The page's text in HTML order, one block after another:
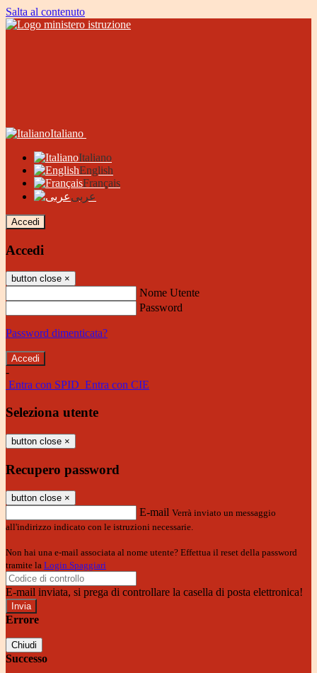
Salta al contenuto
Italiano
Italiano
English
Français
عربى
Accedi
Accedi
button close ×
Nome Utente
Password
Password dimenticata?
-
Entra con SPID Entra con CIE
Seleziona utente
button close ×
Recupero password
button close ×
E-mail Verrà inviato un messaggio
all'indirizzo indicato con le istruzioni necessarie.
Non hai una e-mail associata al nome utente? Effettua il reset della password
tramite la Login Spaggiari
E-mail inviata, si prega di controllare la casella di posta elettronica!
Errore
Chiudi
Successo